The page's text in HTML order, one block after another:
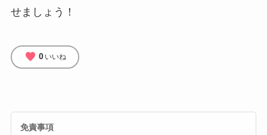
せましょう！
favorite 0 いいね
免責事項